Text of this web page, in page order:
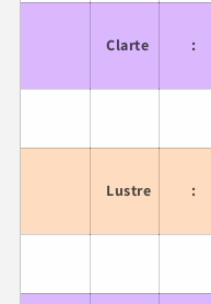
Clarte :
Lustre :